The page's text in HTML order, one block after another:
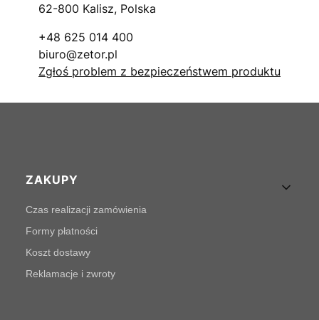
62-800 Kalisz, Polska
+48 625 014 400
biuro@zetor.pl
Zgłoś problem z bezpieczeństwem produktu
Linki w stopce
ZAKUPY
Czas realizacji zamówienia
Formy płatności
Koszt dostawy
Reklamacje i zwroty